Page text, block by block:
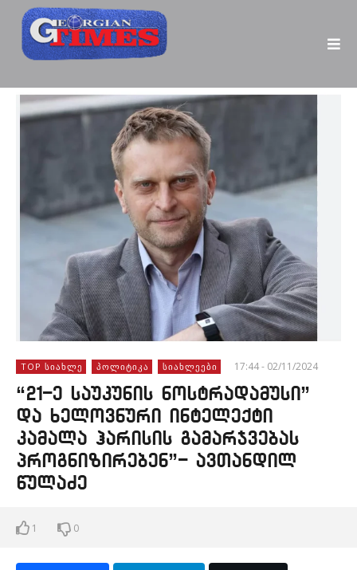
TOP ᲡᲘᲐᲮᲚᲔ ᲞᲝᲚᲘᲢᲘᲙᲐ ᲡᲘᲐᲮᲚᲔᲔᲑᲘ 17:44 - 02/11/2024
“21-ე საუკუნის ნოსტრადამუსი”
და ხელოვნური ინტელექტი
კამალა ჰარისის გამარჯვებას
პროგნიზირებენ”- ავთანდილ
წულაძე
1 0